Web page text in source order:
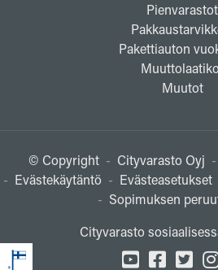
Pienvarastot
Pakettiauton
Muutot
© Copyright - Cityvarasto Oyj -
- Evästekäytäntö - Evästeasetukset
- Sopimuksen
Cityvarasto